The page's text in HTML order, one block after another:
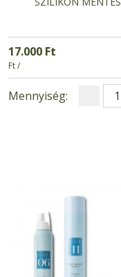
17.000 Ft
Ft /
Mennyiség: